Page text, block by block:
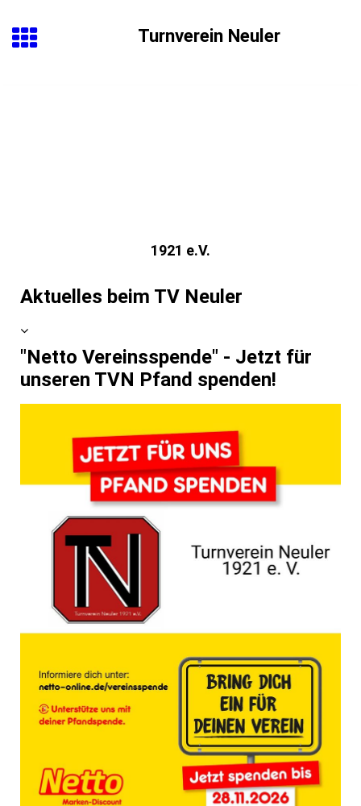
Turnverein Neuler
1921 e.V.
Aktuelles beim TV Neuler
"Netto Vereinsspende" - Jetzt für
unseren TVN Pfand spenden!